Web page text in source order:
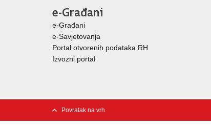
e-Građani
e-Građani
e-Savjetovanja
Portal otvorenih podataka RH
Izvozni portal
Povratak na vrh